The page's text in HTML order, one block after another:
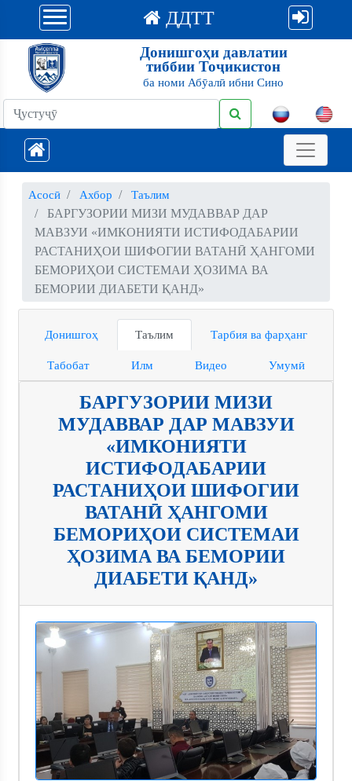
ДДТТ
Донишгоҳи давлатии
тиббии Тоҷикистон
ба номи Абӯалӣ ибни Сино
Асосӣ Ахбор Таълим
БАРГУЗОРИИ МИЗИ МУДАВВАР ДАР
МАВЗУИ «ИМКОНИЯТИ ИСТИФОДАБАРИИ
РАСТАНИҲОИ ШИФОГИИ ВАТАНӢ ҲАНГОМИ
БЕМОРИҲОИ СИСТЕМАИ ҲОЗИМА ВА
БЕМОРИИ ДИАБЕТИ ҚАНД»
Донишгоҳ Таълим Тарбия ва фарҳанг
Табобат Илм Видео Умумӣ
БАРГУЗОРИИ МИЗИ
МУДАВВАР ДАР МАВЗУИ
«ИМКОНИЯТИ
ИСТИФОДАБАРИИ
РАСТАНИҲОИ ШИФОГИИ
ВАТАНӢ ҲАНГОМИ
БЕМОРИҲОИ СИСТЕМАИ
ҲОЗИМА ВА БЕМОРИИ
ДИАБЕТИ ҚАНД»